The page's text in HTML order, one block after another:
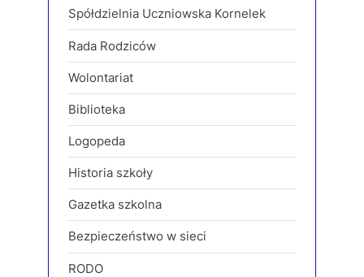
Spółdzielnia Uczniowska Kornelek
Rada Rodziców
Wolontariat
Biblioteka
Logopeda
Historia szkoły
Gazetka szkolna
Bezpieczeństwo w sieci
RODO